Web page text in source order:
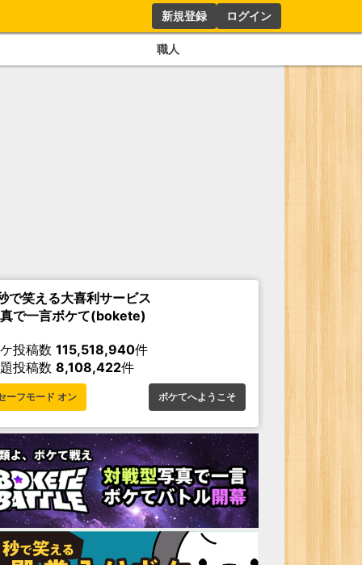
新規登録 ログイン
職人
で笑える大喜利サービス
で一言ボケて(bokete)
投稿数 115,518,940件
投稿数 8,108,422件
ーフモード オン ボケてへようこそ